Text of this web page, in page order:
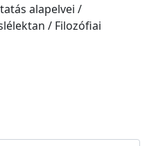
alapelvei /
/ Filozófiai